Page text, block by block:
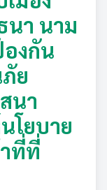
นา นาม
งกัน
ย
นา
โยบาย
ที่ที่